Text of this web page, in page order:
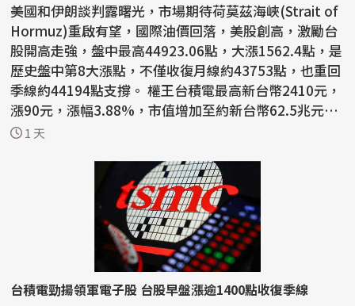
美國和伊朗談判露曙光，市場期待荷莫茲海峽(Strait of
Hormuz)重啟有望，國際油價回落，美股創高，激勵台
股開高走強，盤中最高44923.06點，大漲1562.4點，是
歷史盤中第8大漲點，不僅收復月線約43753點，也重回
季線約44194點支撐。 權王台積電最高新台幣2410元，
漲90元，漲幅3.88%，市值增加至約新台幣62.5兆元。
截至...
1 天
台積電勁揚領軍電子股 台股早盤漲逾1400點收復季線